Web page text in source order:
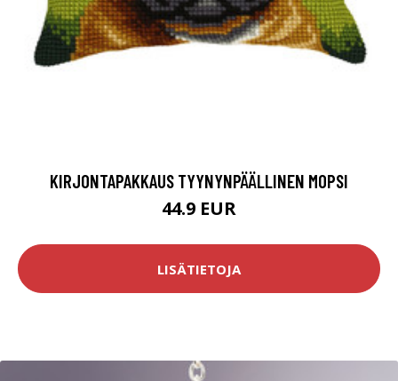
KIRJONTAPAKKAUS TYYNYNPÄÄLLINEN MOPSI
44.9 EUR
LISÄTIETOJA